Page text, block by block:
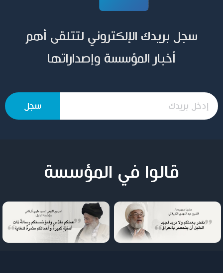
سجل بريدك الإلكتروني لتتلقى أهم
أخبار المؤسسة وإصداراتها
قالوا في المؤسسة